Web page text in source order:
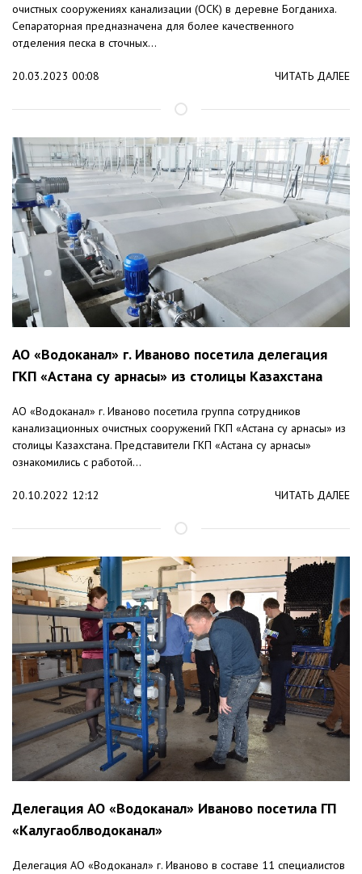
очистных сооружениях канализации (ОСК) в деревне Богданиха.
Сепараторная предназначена для более качественного
отделения песка в сточных...
20.03.2023 00:08 ЧИТАТЬ ДАЛЕЕ
АО «Водоканал» г. Иваново посетила делегация
ГКП «Астана су арнасы» из столицы Казахстана
АО «Водоканал» г. Иваново посетила группа сотрудников
канализационных очистных сооружений ГКП «Астана су арнасы» из
столицы Казахстана. Представители ГКП «Астана су арнасы»
ознакомились с работой...
20.10.2022 12:12 ЧИТАТЬ ДАЛЕЕ
Делегация АО «Водоканал» Иваново посетила ГП
«Калугаоблводоканал»
Делегация АО «Водоканал» г. Иваново в составе 11 специалистов